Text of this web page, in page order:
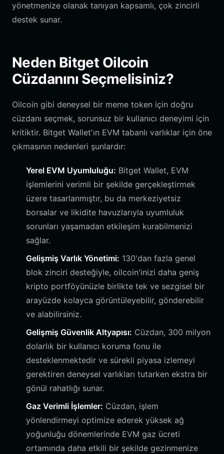
yönetmenize olanak tanıyan kapsamlı, çok zincirli
destek sunar.
Neden Bitget Oilcoin
Cüzdanını Seçmelisiniz?
Oilcoin gibi deneysel bir meme token için doğru
cüzdanı seçmek, sorunsuz bir kullanıcı deneyimi için
kritiktir. Bitget Wallet'ın EVM tabanlı varlıklar için öne
çıkmasının nedenleri şunlardır:
Yerel EVM Uyumluluğu: Bitget Wallet, EVM
işlemlerini verimli bir şekilde gerçekleştirmek
üzere tasarlanmıştır, bu da merkeziyetsiz
borsalar ve likidite havuzlarıyla uyumluluk
sorunları yaşamadan etkileşim kurabilmenizi
sağlar.
Gelişmiş Varlık Yönetimi: 130'dan fazla genel
blok zinciri desteğiyle, oilcoin'inizi daha geniş
kripto portföyünüzle birlikte tek ve sezgisel bir
arayüzde kolayca görüntüleyebilir, gönderebilir
ve alabilirsiniz.
Gelişmiş Güvenlik Altyapısı: Cüzdan, 300 milyon
dolarlık bir kullanıcı koruma fonu ile
desteklenmektedir ve sürekli piyasa izlemeyi
gerektiren deneysel varlıkları tutarken ekstra bir
gönül rahatlığı sunar.
Gaz Verimli İşlemler: Cüzdan, işlem
yönlendirmeyi optimize ederek yüksek ağ
yoğunluğu dönemlerinde EVM gaz ücreti
ortamında daha etkili bir şekilde gezinmenize